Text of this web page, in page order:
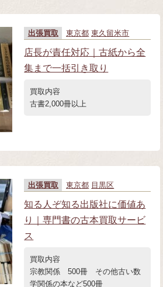
出張買取 東京都 東久留米市
店長が責任対応｜古紙から全
集まで一括引き取り
買取内容
古書2,000冊以上
出張買取 東京都 目黒区
知る人ぞ知る出版社に価値あ
り｜専門書の古本買取サービ
ス
買取内容
宗教関係 500冊 その他古い数
学関係の本など500冊